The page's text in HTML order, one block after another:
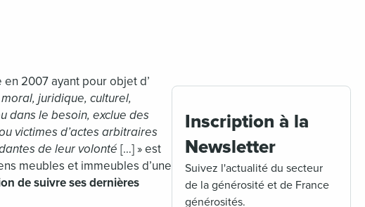
2007 ayant pour objet d’
juridique, culturel,
dans le besoin, exclue des
victimes d’actes arbitraires
de leur volonté […] » est
meubles et immeubles d’une
de suivre ses dernières
Inscription à la
Newsletter
Suivez l'actualité du secteur
de la générosité et de France
générosités.